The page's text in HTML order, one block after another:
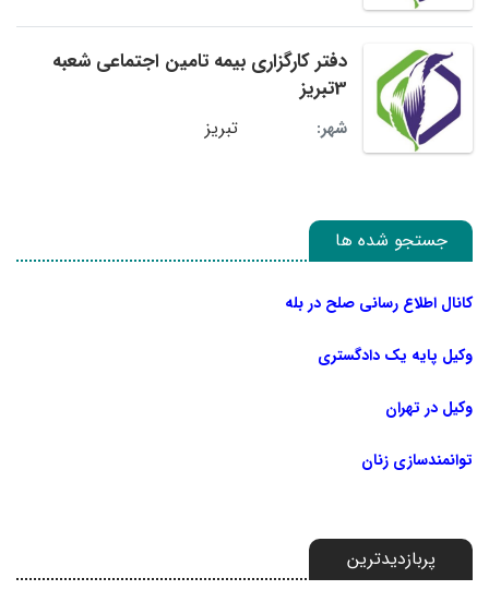
دفتر کارگزاری بیمه تامین اجتماعی شعبه
3تبریز
شهر: تبریز
جستجو شده ها
کانال اطلاع رسانی صلح در بله
وکیل پایه یک دادگستری
وکیل در تهران
توانمندسازی زنان
پربازدیدترین